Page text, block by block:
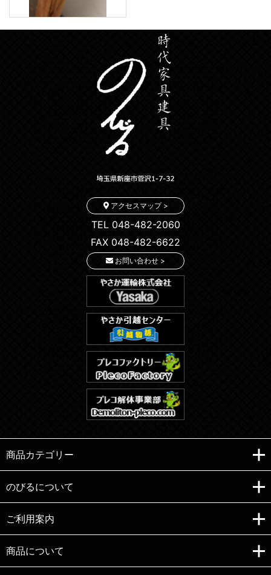
アクセスマップ >
TEL 048-482-2060
FAX 048-482-6622
お問い合わせ >
商品カテゴリー
のびるについて
ご利用案内
商品についてCopyright (C)e-nobiru All right reserved.